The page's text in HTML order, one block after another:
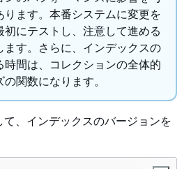
ります。本番システムに変更を
初にテストし、注意して進める
ます。さらに、インデックスの
時間は、コレクションの全体的
関数になります。
、インデックスのバージョンを